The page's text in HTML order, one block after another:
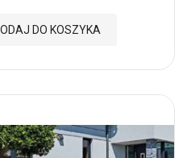
DO KOSZYKA